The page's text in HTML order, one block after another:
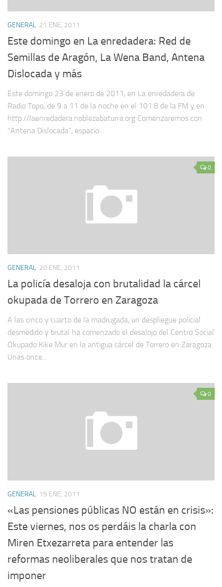
GENERAL 21 ENE, 2011
Este domingo en La enredadera: Red de
Semillas de Aragón, La Wena Band, Antena
Dislocada y más
Este domingo 23 de enero de 2011, en La enredadera de
Radio Topo, de 9 a 11 de la noche en el 101.8 de la FM y en
http://laenredadera.noblezabaturra.org Comenzaremos con
“Antena Dislocada”, espacio...
0
GENERAL 20 ENE, 2011
La policía desaloja con brutalidad la cárcel
okupada de Torrero en Zaragoza
A las cinco y cuarto de la madrugada, un despliegue policial
desmedido y brutal ha comenzado el desalojo del Centro Social
Okupado Kike Mur en la antigua cárcel de Torrero en Zaragoza.
Unas once...
0
GENERAL 19 ENE, 2011
«Las pensiones públicas NO están en crisis»:
Este viernes, nos os perdáis la charla con
Miren Etxezarreta para entender las
reformas neoliberales que nos tratan de
imponer